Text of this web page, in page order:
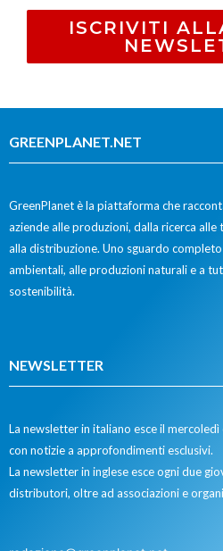
ISCRIVITI
GREENPLANET.NET
GreenPlanet è la piattaforma che
aziende alle produzioni, dalla ricerca
alla distribuzione. Uno sguardo
ambientali, alle produzioni naturali e a
sostenibilità.
NEWSLETTER
La newsletter in italiano esce il
con notizie a approfondimenti esclusivi.
La newsletter in inglese esce ogni due
distributori, oltre ad associazioni e